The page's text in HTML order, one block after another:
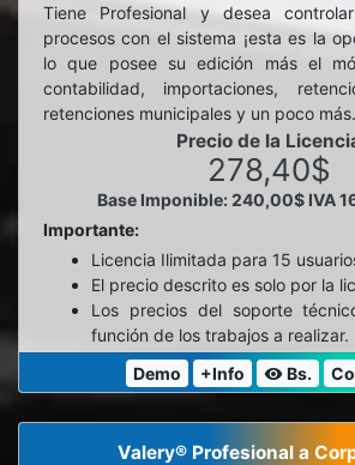
Tiene Profesional y desea
procesos con el sistema ¡esta es la
lo que posee su edición más el
contabilidad, importaciones,
retenciones municipales y un poco más.
Precio de la
278,40$
Base Imponible: 240,00$ IVA
Importante:
Licencia Ilimitada para 15
El precio descrito es solo por la
Los precios del soporte
función de los trabajos a realizar.
Demo
+Info visibilityBs.
Valery® Profesional a